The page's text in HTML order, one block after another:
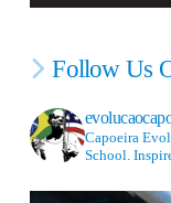
Follow Us
Capoeira
School.